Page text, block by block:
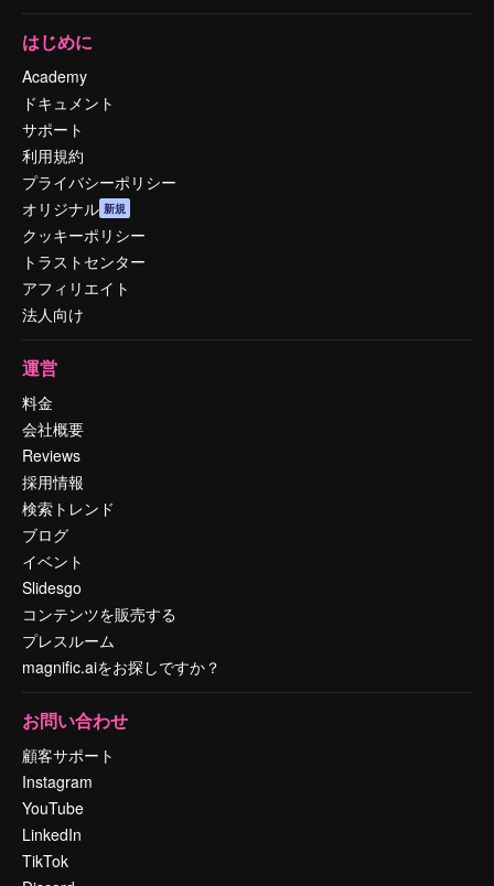
はじめに
Academy
ドキュメント
サポート
利用規約
プライバシーポリシー
オリジナル 新規
クッキーポリシー
トラストセンター
アフィリエイト
法人向け
運営
料金
会社概要
Reviews
採用情報
検索トレンド
ブログ
イベント
Slidesgo
コンテンツを販売する
プレスルーム
magnific.aiをお探しですか？
お問い合わせ
顧客サポート
Instagram
YouTube
LinkedIn
TikTok